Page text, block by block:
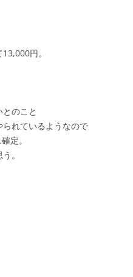
円。
のこと
れているようなので
定。
。